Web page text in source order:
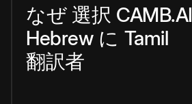
なぜ 選択 CAMB.AI
Hebrew に Tamil
翻訳者